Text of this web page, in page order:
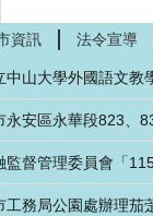
資訊 法令宣導
中山大學外國語文教
永安區永華段823、
監督管理委員會「
工務局公園處辦理茄